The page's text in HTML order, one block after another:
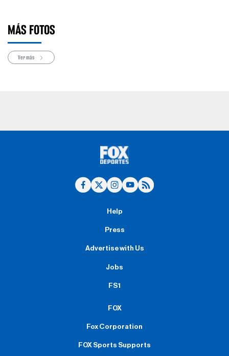
MÁS FOTOS
Ver más
Help
Press
Advertise with Us
Jobs
FS1
FOX
Fox Corporation
FOX Sports Supports